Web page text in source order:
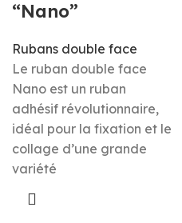
“Nano”
Rubans double face
Le ruban double face
Nano est un ruban
adhésif révolutionnaire,
idéal pour la fixation et le
collage d’une grande
variété